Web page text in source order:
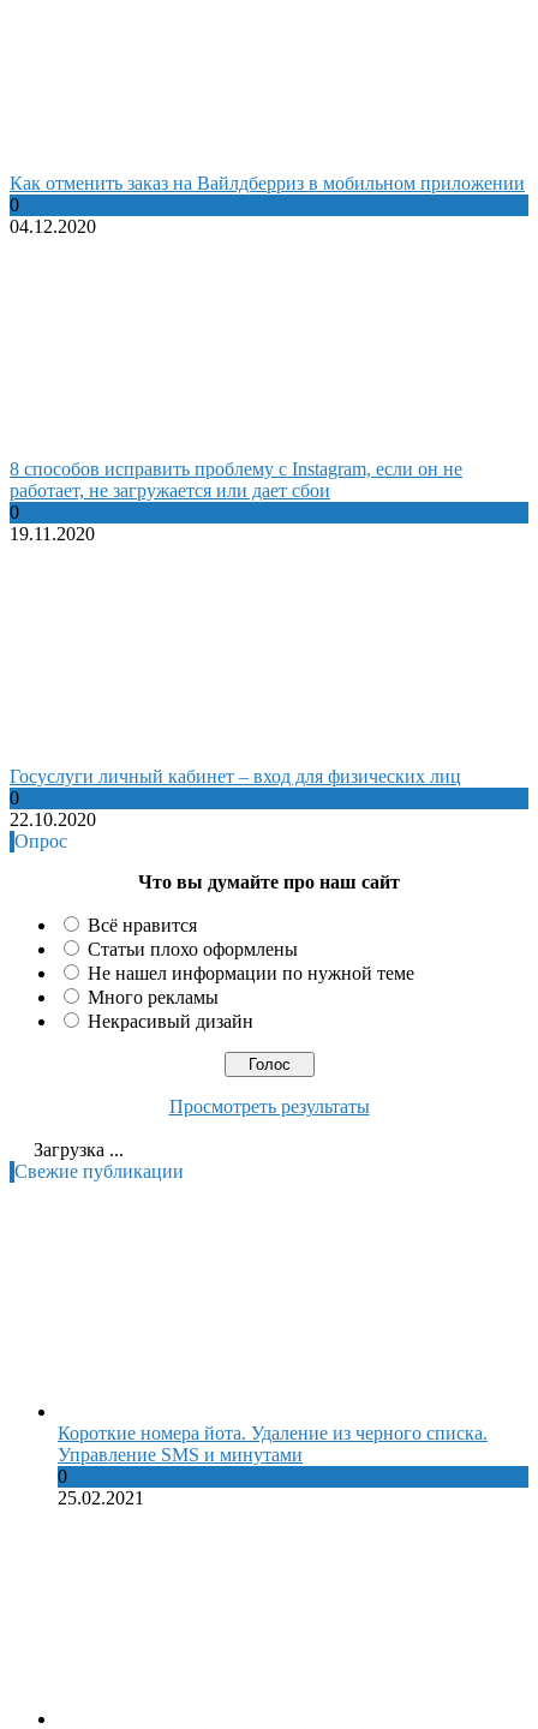
Как отменить заказ на Вайлдберриз в мобильном приложении
0
04.12.2020
8 способов исправить проблему с Instagram, если он не
работает, не загружается или дает сбои
0
19.11.2020
Госуслуги личный кабинет – вход для физических лиц
0
22.10.2020
Опрос
Что вы думайте про наш сайт
Всё нравится
Статьи плохо оформлены
Не нашел информации по нужной теме
Много рекламы
Некрасивый дизайн
Просмотреть результаты
Загрузка ...
Свежие публикации
Короткие номера йота. Удаление из черного списка.
Управление SMS и минутами
0
25.02.2021